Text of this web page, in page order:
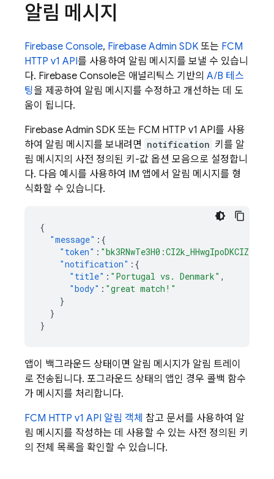
알림 메시지
Firebase Console, Firebase Admin SDK 또는 FCM
HTTP v1 API를 사용하여 알림 메시지를 보낼 수 있습니
다. Firebase Console은 애널리틱스 기반의 A/B 테스
팅을 제공하여 알림 메시지를 수정하고 개선하는 데 도
움이 됩니다.
Firebase Admin SDK 또는 FCM HTTP v1 API를 사용
하여 알림 메시지를 보내려면 notification 키를 알
림 메시지의 사전 정의된 키-값 옵션 모음으로 설정합니
다. 다음 예시를 사용하여 IM 앱에서 알림 메시지를 형
식화할 수 있습니다.
{
"message" :{
"token" :
"notification" :{
"title" : "Portugal vs. Denmark" ,
"body" : "great match!"
}
}
}
앱이 백그라운드 상태이면 알림 메시지가 알림 트레이
로 전송됩니다. 포그라운드 상태의 앱인 경우 콜백 함수
가 메시지를 처리합니다.
FCM HTTP v1 API 알림 객체 참고 문서를 사용하여 알
림 메시지를 작성하는 데 사용할 수 있는 사전 정의된 키
의 전체 목록을 확인할 수 있습니다.